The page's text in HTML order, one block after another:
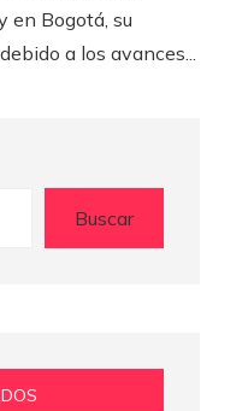
en Bogotá, su
a los avances...
Buscar